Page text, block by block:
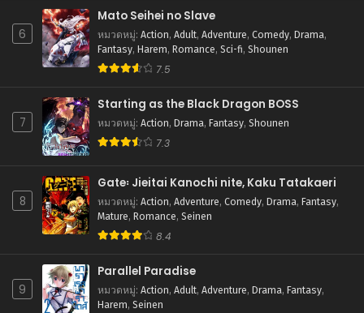
ตอนที่ 110
กรกฎาคม 31, 2025
ตอนที่ 109
กรกฎาคม 31, 2025
ตอนที่ 108
กรกฎาคม 31, 2025
ตอนที่ 107
ตอนที่ 106
กรกฎาคม 31, 2025
กรกฎาคม 31, 2025
ตอนที่ 104
6
Mato Seihei no Slave
หมวดหมู่: Action, Adult, Adventure, Comedy, Drama,
Fantasy, Harem, Romance, Sci-fi, Shounen
7.5
7
Starting as the Black Dragon BOSS
หมวดหมู่: Action, Drama, Fantasy, Shounen
7.3
8
Gate꞉ Jieitai Kanochi nite, Kaku Tatakaeri
หมวดหมู่: Action, Adventure, Comedy, Drama, Fantasy,
Mature, Romance, Seinen
8.4
9
Parallel Paradise
หมวดหมู่: Action, Adult, Adventure, Drama, Fantasy,
Harem, Seinen